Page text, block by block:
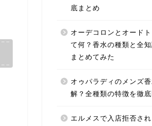
底まとめ
オーデコロンとオード
て何？香水の種類と全
まとめてみた
オゥパラディのメンズ
解？全種類の特徴を徹
エルメスで入店拒否さ